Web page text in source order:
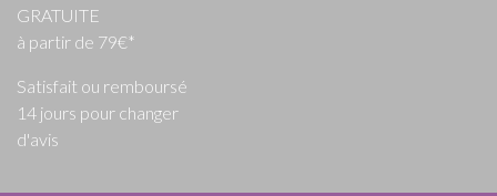
GRATUITE
à partir de 79€*
Satisfait ou remboursé
14 jours pour changer
d'avis